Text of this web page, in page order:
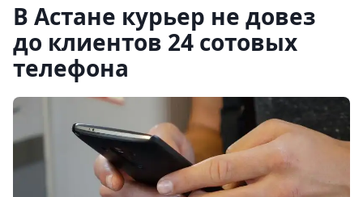
В Астане курьер не довез
до клиентов 24 сотовых
телефона